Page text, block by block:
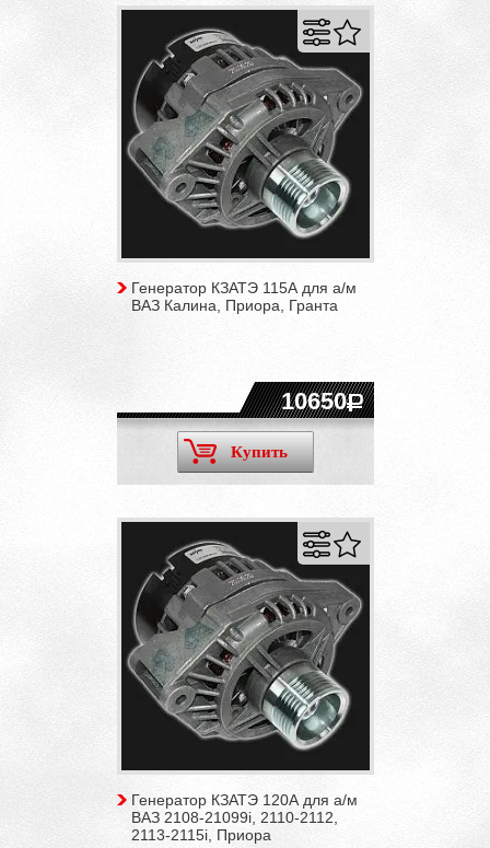
Генератор КЗАТЭ 115А для а/м
ВАЗ Калина, Приора, Гранта
10650
Купить
Генератор КЗАТЭ 120А для а/м
ВАЗ 2108-21099i, 2110-2112,
2113-2115i, Приора